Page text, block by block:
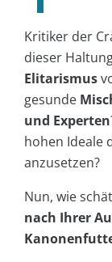
Kritiker der
dieser
Elitarismus
gesunde
und Experten
hohen Ideale
anzusetzen?
Nun, wie
nach Ihrer